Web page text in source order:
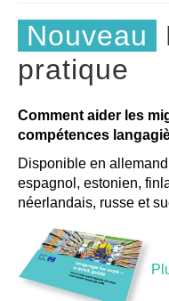
Nouveau
pratique
Comment aider les
compétences
Disponible en
espagnol, estonien,
néerlandais, russe et